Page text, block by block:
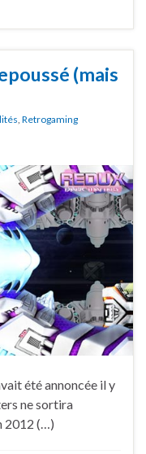
(mais
, Retrogaming
été annoncée il y
ne sortira
2012 (…)